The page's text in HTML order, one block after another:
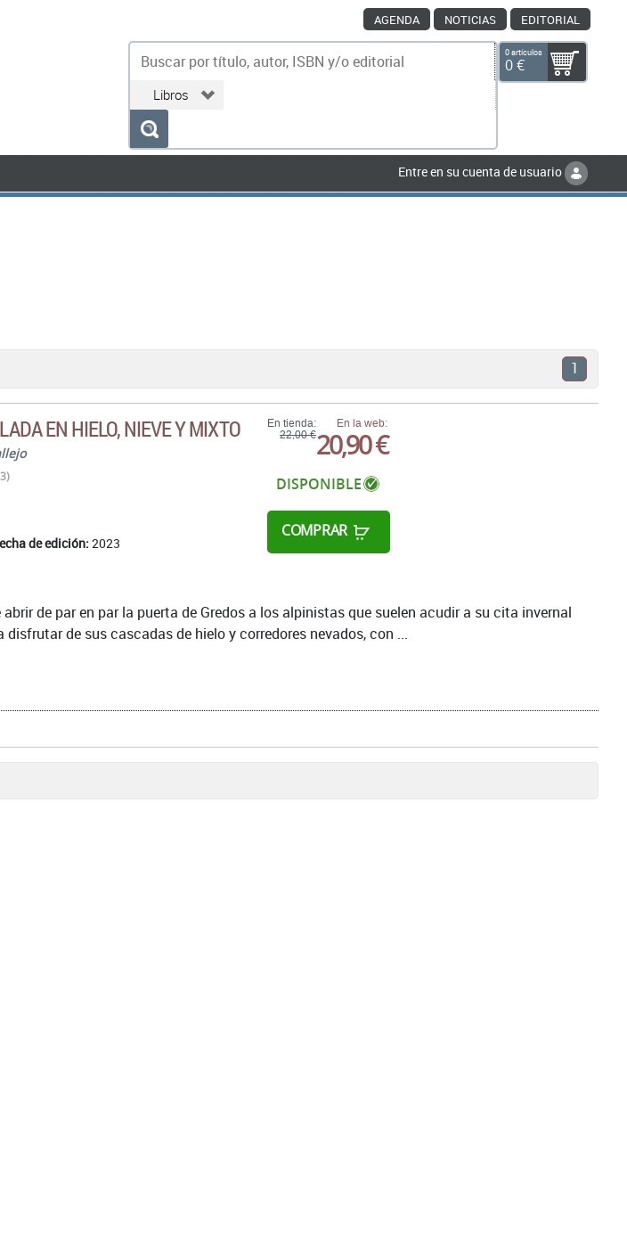
AGENDA NOTICIAS EDITORIAL
0 artículos
0 €
Entre en su cuenta de usuario
1
EN HIELO, NIEVE Y MIXTO
de edición: 2023
En tienda:
22,00 €
En la web:
20,90 €
DISPONIBLE
COMPRAR
de par en par la puerta de Gredos a los alpinistas que suelen acudir a su cita invernal
de sus cascadas de hielo y corredores nevados, con ...